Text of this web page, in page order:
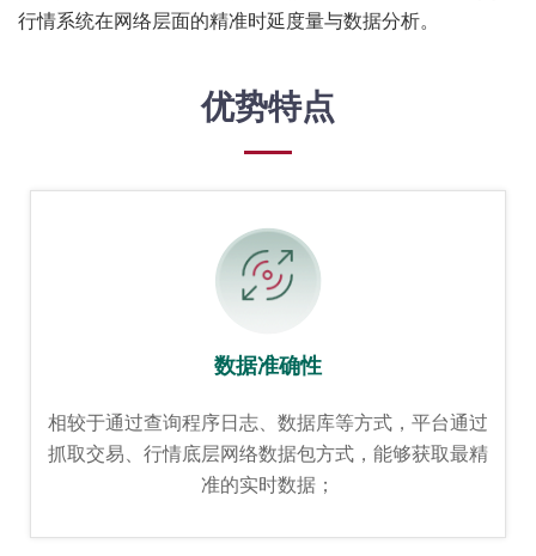
行情系统在网络层面的精准时延度量与数据分析。
优势特点
数据准确性
相较于通过查询程序日志、数据库等方式，平台通过
抓取交易、行情底层网络数据包方式，能够获取最精
准的实时数据；